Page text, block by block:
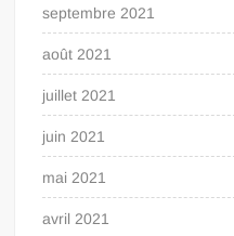
septembre 2021
août 2021
juillet 2021
juin 2021
mai 2021
avril 2021